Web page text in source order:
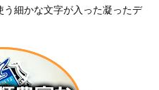
細かな文字が入った凝ったデ